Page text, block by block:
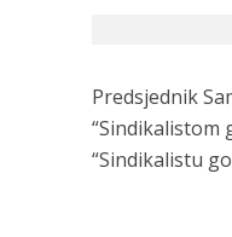
Predsjednik
“Sindikalistom
“Sindikalistu